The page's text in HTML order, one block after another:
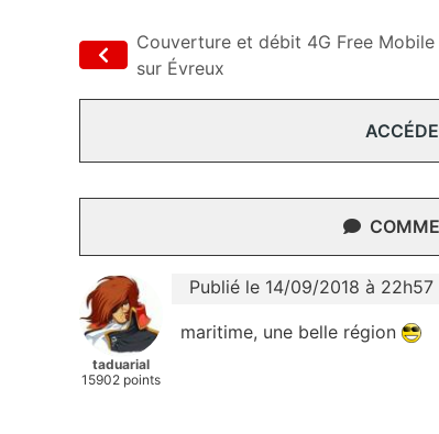
Couverture et débit 4G Free Mobile
sur Évreux
taduarial
15902 points
Publié le 14/09/2018 à 22h57
maritime, une belle région